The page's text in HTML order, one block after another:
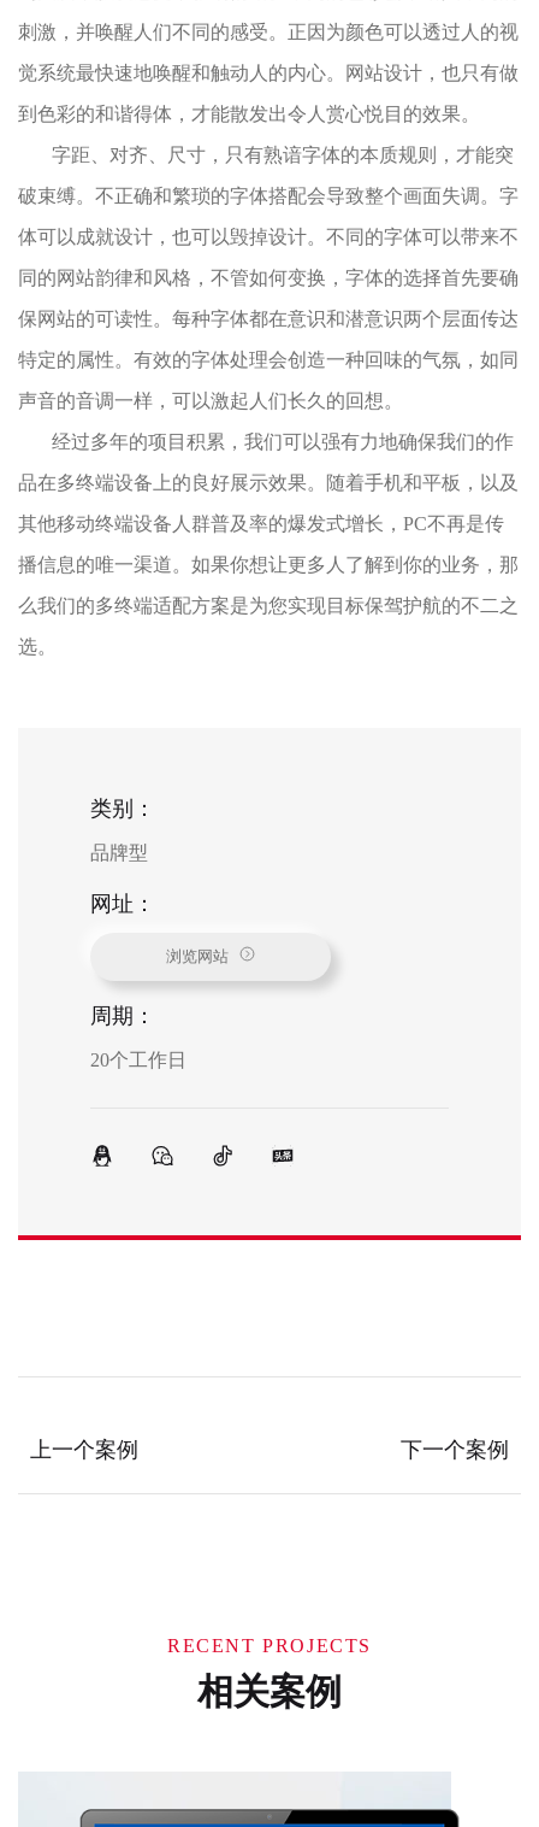
刺激，并唤醒人们不同的感受。正因为颜色可以透过人的视
觉系统最快速地唤醒和触动人的内心。网站设计，也只有做
到色彩的和谐得体，才能散发出令人赏心悦目的效果。
字距、对齐、尺寸，只有熟谙字体的本质规则，才能突
破束缚。不正确和繁琐的字体搭配会导致整个画面失调。字
体可以成就设计，也可以毁掉设计。不同的字体可以带来不
同的网站韵律和风格，不管如何变换，字体的选择首先要确
保网站的可读性。每种字体都在意识和潜意识两个层面传达
特定的属性。有效的字体处理会创造一种回味的气氛，如同
声音的音调一样，可以激起人们长久的回想。
经过多年的项目积累，我们可以强有力地确保我们的作
品在多终端设备上的良好展示效果。随着手机和平板，以及
其他移动终端设备人群普及率的爆发式增长，PC不再是传
播信息的唯一渠道。如果你想让更多人了解到你的业务，那
么我们的多终端适配方案是为您实现目标保驾护航的不二之
选。
类别：
品牌型
网址：
浏览网站
周期：
20个工作日
上一个案例 下一个案例
RECENT PROJECTS
相关案例